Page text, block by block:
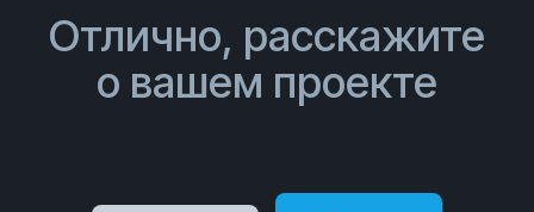
Отлично, расскажите
о вашем проекте